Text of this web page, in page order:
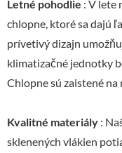
Letné pohodlie : V lete
chlopne, ktoré sa dajú
prívetivý dizajn
klimatizačné jednotky
Chlopne sú zaistené
Kvalitné materiály :
sklenených vlákien